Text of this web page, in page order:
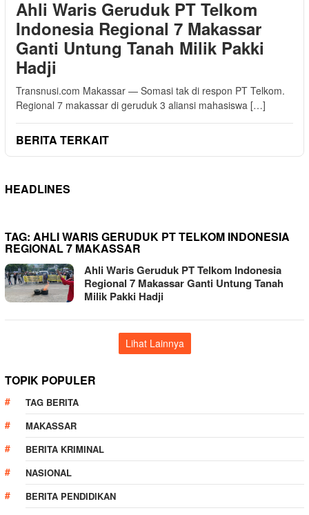
Ahli Waris Geruduk PT Telkom
Indonesia Regional 7 Makassar
Ganti Untung Tanah Milik Pakki
Hadji
Transnusi.com Makassar — Somasi tak di respon PT Telkom.
Regional 7 makassar di geruduk 3 aliansi mahasiswa […]
BERITA TERKAIT
HEADLINES
TAG: AHLI WARIS GERUDUK PT TELKOM INDONESIA
REGIONAL 7 MAKASSAR
Ahli Waris Geruduk PT Telkom Indonesia
Regional 7 Makassar Ganti Untung Tanah
Milik Pakki Hadji
Lihat Lainnya
TOPIK POPULER
TAG BERITA
MAKASSAR
BERITA KRIMINAL
NASIONAL
BERITA PENDIDIKAN